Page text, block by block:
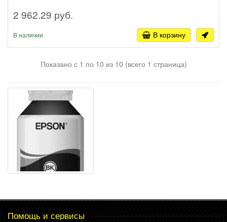
2 962.29 руб.
В наличии В корзину
Показано с 1 по 10 из 10 (всего 1 страница)
Помощь и сервисы